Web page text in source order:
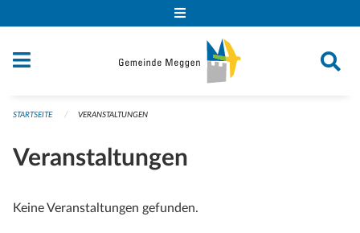
STARTSEITE VERANSTALTUNGEN
Veranstaltungen
Keine Veranstaltungen gefunden.